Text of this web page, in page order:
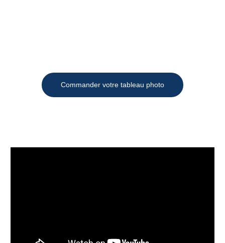
Commander votre tableau photo